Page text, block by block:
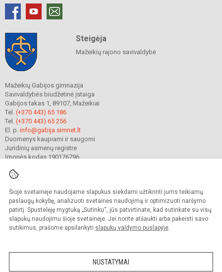
Šioje svetainėje naudojame slapukus siekdami užtikrinti jums teikiamų
paslaugų kokybę, analizuoti svetainės naudojimą ir optimizuoti naršymo
patirtį. Spustelėję mygtuką „Sutinku“, jūs patvirtinate, kad sutinkate su visų
slapukų naudojimu šioje svetainėje. Jei norite atšaukti arba pakeisti savo
sutikimus, prašome apsilankyti slapukų valdymo puslapyje.
NUSTATYMAI
Steigėja
Mažeikių rajono savivaldybė
Mažeikių Gabijos gimnazija
Savivaldybės biudžetinė įstaiga
Gabijos takas 1, 89107, Mažeikiai
Tel. (+370 443) 65 186
Tel. (+370 443) 65 256
El. p. info@gabija.simnet.lt
Duomenys kaupiami ir saugomi
Juridinių asmenų registre
Įmonės kodas 190176796
© 2023. Mažeikių Gabijos gimnazija. Visos teisės saugomos.
Kopijuoti turinį be raštiško gimnazijos sutikimo griežtai draudžiama.
Prieinamumo paraiška Slapukų valdymas
Sumanus būdas atnaujinti